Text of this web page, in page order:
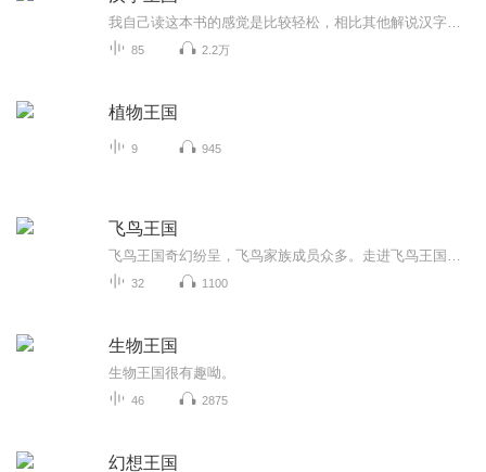
85 2.2万
植物王国
9 945
飞鸟王国
32 1100
生物王国
生物王国很有趣呦。
46 2875
幻想王国